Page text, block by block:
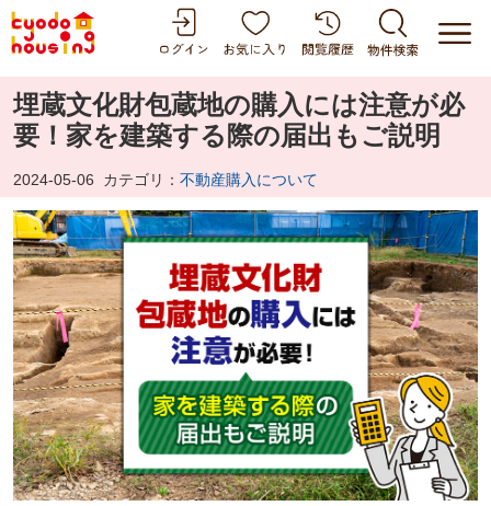
埋蔵文化財包蔵地の購入には注意が必
要！家を建築する際の届出もご説明
2024-05-06 カテゴリ： 不動産購入について